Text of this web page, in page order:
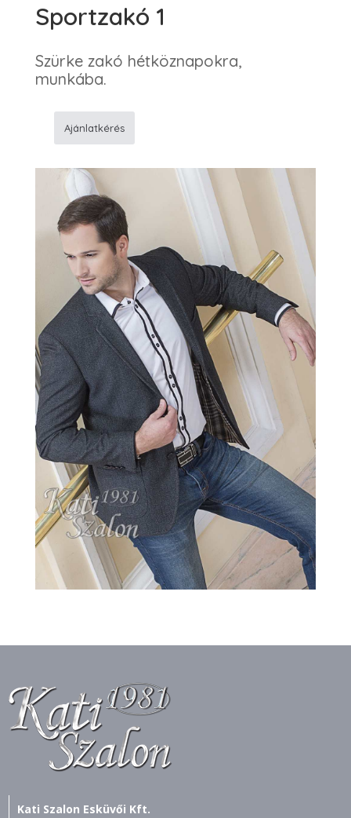
Sportzakó 1
Szürke zakó hétköznapokra,
munkába.
Sportzakó
mennyiség
Ajánlatkérés
Kati Szalon Esküvői Kft.